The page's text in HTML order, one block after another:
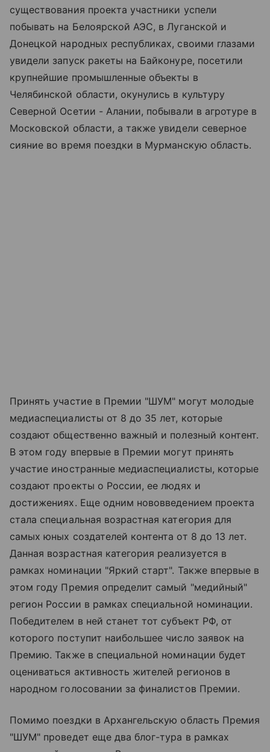
существования проекта участники успели
побывать на Белоярской АЭС, в Луганской и
Донецкой народных республиках, своими глазами
увидели запуск ракеты на Байконуре, посетили
крупнейшие промышленные объекты в
Челябинской области, окунулись в культуру
Северной Осетии - Алании, побывали в агротуре в
Московской области, а также увидели северное
сияние во время поездки в Мурманскую область.
Принять участие в Премии "ШУМ" могут молодые
медиаспециалисты от 8 до 35 лет, которые
создают общественно важный и полезный контент.
В этом году впервые в Премии могут принять
участие иностранные медиаспециалисты, которые
создают проекты о России, ее людях и
достижениях. Еще одним нововведением проекта
стала специальная возрастная категория для
самых юных создателей контента от 8 до 13 лет.
Данная возрастная категория реализуется в
рамках номинации "Яркий старт". Также впервые в
этом году Премия определит самый "медийный"
регион России в рамках специальной номинации.
Победителем в ней станет тот субъект РФ, от
которого поступит наибольшее число заявок на
Премию. Также в специальной номинации будет
оцениваться активность жителей регионов в
народном голосовании за финалистов Премии.
Помимо поездки в Архангельскую область Премия
"ШУМ" проведет еще два блог-тура в рамках